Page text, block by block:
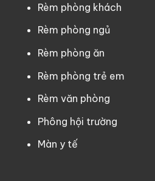
Rèm phòng khách
Rèm phòng ngủ
Rèm phòng ăn
Rèm phòng trẻ em
Rèm văn phòng
Phông hội trường
Màn y tế